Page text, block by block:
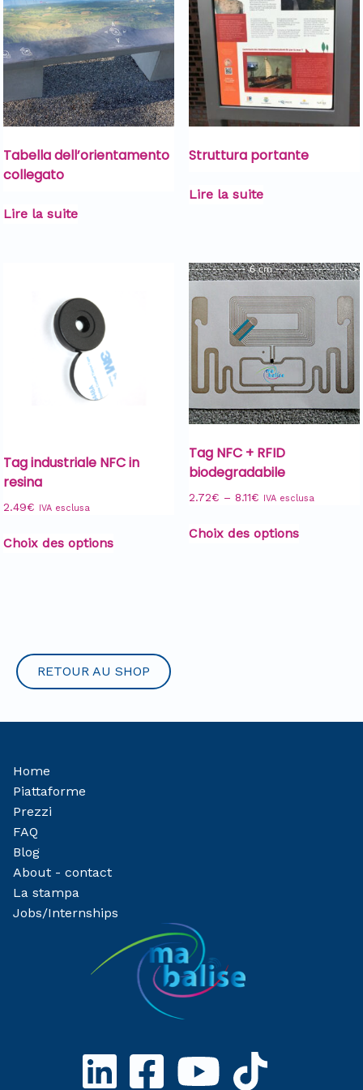
Tabella dell’orientamento
collegato
Lire la suite
Struttura portante
Lire la suite
Tag industriale NFC in
resina
2.49€ IVA esclusa
Choix des options
Tag NFC + RFID
biodegradabile
2.72€ – 8.11€ IVA esclusa
Choix des options
RETOUR AU SHOP
Home
Piattaforme
Prezzi
FAQ
Blog
About - contact
La stampa
Jobs/Internships